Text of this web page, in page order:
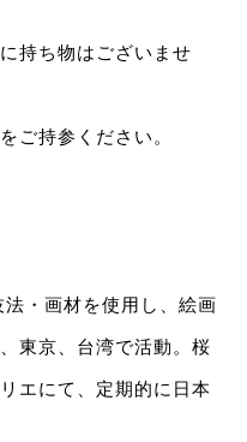
持ち物はございませ
ご持参ください。
・画材を使用し、絵画
東京、台湾で活動。桜
エにて、定期的に日本